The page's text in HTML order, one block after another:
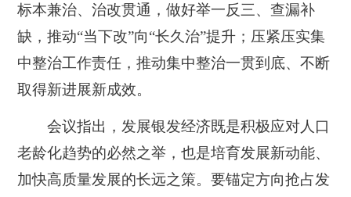
标本兼治、治改贯通，做好举一反三、查漏补
缺，推动“当下改”向“长久治”提升；压紧压实集
中整治工作责任，推动集中整治一贯到底、不断
取得新进展新成效。
会议指出，发展银发经济既是积极应对人口
老龄化趋势的必然之举，也是培育发展新动能、
加快高质量发展的长远之策。要锚定方向抢占发